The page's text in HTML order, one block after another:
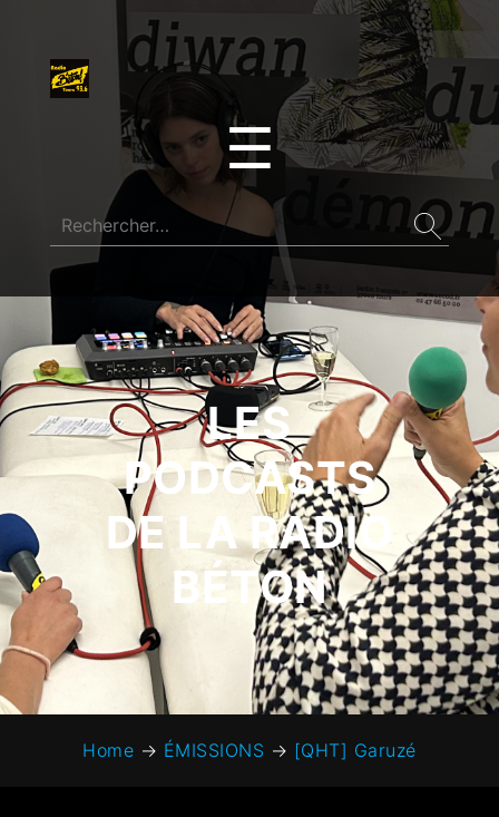
☰
LES
PODCASTS
DE LA RADIO
BÉTON
Home → ÉMISSIONS → [QHT] Garuzé